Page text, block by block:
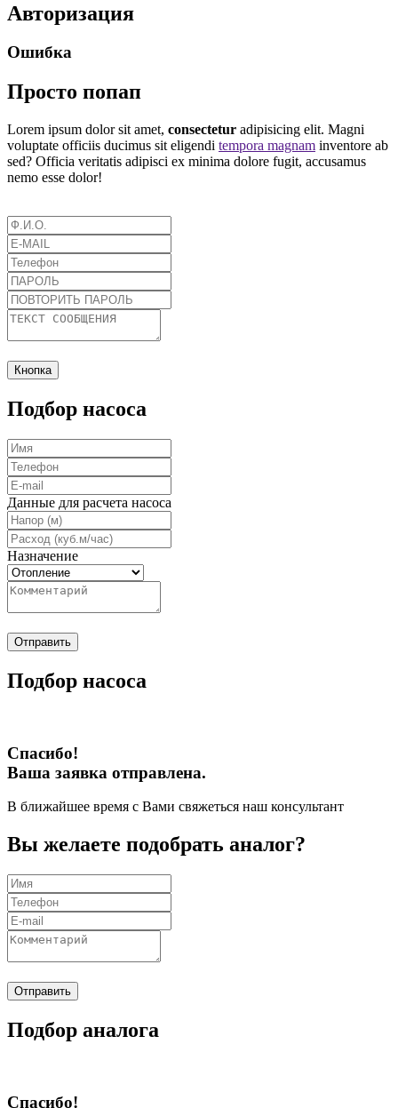
Авторизация
Ошибка
Просто попап
Lorem ipsum dolor sit amet, consectetur adipisicing elit. Magni
voluptate officiis ducimus sit eligendi tempora magnam inventore ab
sed? Officia veritatis adipisci ex minima dolore fugit, accusamus
nemo esse dolor!
Кнопка
Подбор насоса
Данные для расчета насоса
Назначение
Отправить
Подбор насоса
Спасибо!
Ваша заявка отправлена.
В ближайшее время с Вами свяжеться наш консультант
Вы желаете подобрать аналог?
Отправить
Подбор аналога
Спасибо!